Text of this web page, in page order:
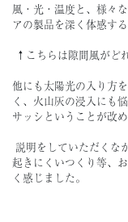
風・光・温度と、様々
アの製品を深く体感す
↑こちらは隙間風がど
他にも太陽光の入り方
く、火山灰の浸入にも
サッシということが改
説明をしていただくな
起きにくいつくり等、
く感じました。